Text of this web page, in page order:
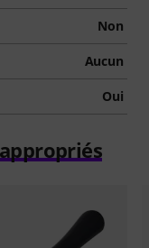
Non
Aucun
Oui